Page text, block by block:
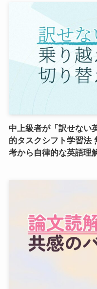
中上級者が「訳せない
的タスクシフト学習法
考から自律的な英語理